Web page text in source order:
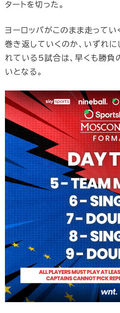
タートを切った。
ヨーロッパがこのまま走ってい
巻き返していくのか、いずれ
れている5試合は、早くも勝負
いとなる。